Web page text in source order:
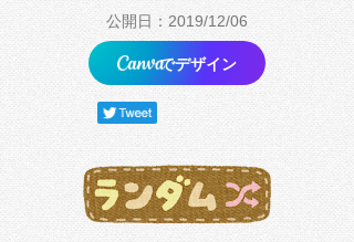
公開日：2019/12/06
でデザイン